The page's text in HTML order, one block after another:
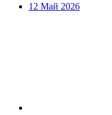
12 Май 2026